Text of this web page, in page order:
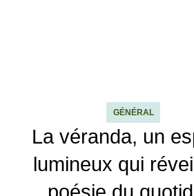
GÉNÉRAL
La véranda, un
lumineux qui